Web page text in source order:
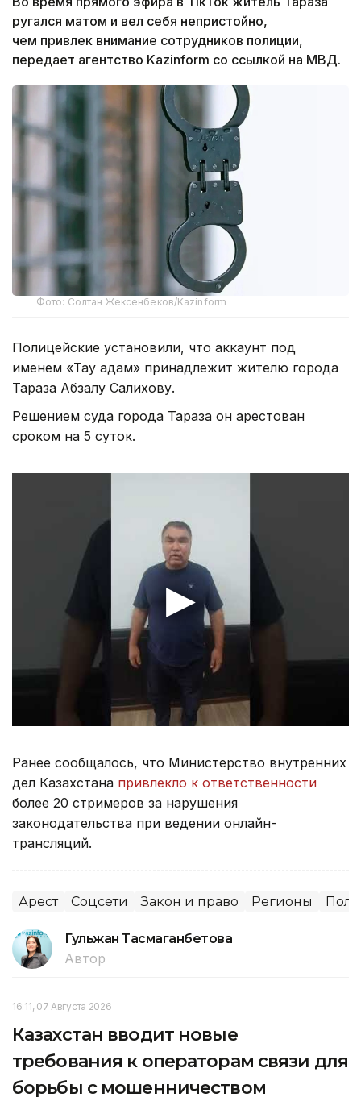
ругался матом и вел себя непристойно,
чем привлек внимание сотрудников полиции,
передает агентство Kazinform со ссылкой на МВД.
Фото: Солтан Жексенбеков/Kazinform
Полицейские установили, что аккаунт под
именем «Тау адам» принадлежит жителю города
Тараза Абзалу Салихову.
Решением суда города Тараза он арестован
сроком на 5 суток.
Ранее сообщалось, что Министерство внутренних
дел Казахстана привлекло к ответственности
более 20 стримеров за нарушения
законодательства при ведении онлайн-
трансляций.
Арест Соцсети Закон и право Регионы
Гульжан Тасмаганбетова
Автор
16:11, 07 Августа 2026
Казахстан вводит новые
требования к операторам связи для
борьбы с мошенничеством